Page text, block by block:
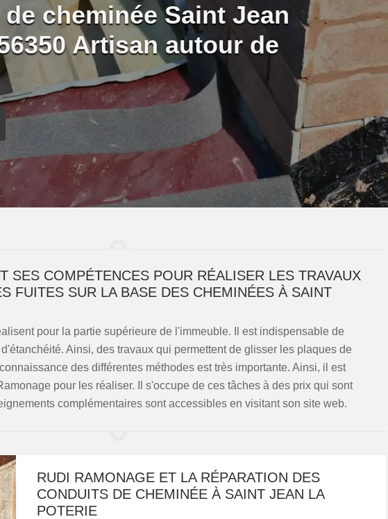
cheminée Saint Jean
Artisan autour de
SES COMPÉTENCES POUR RÉALISER LES TRAVAUX
FUITES SUR LA BASE DES CHEMINÉES À SAINT
pour la partie supérieure de l'immeuble. Il est indispensable de
Ainsi, des travaux qui permettent de glisser les plaques de
des différentes méthodes est très importante. Ainsi, il est
pour les réaliser. Il s'occupe de ces tâches à des prix qui sont
complémentaires sont accessibles en visitant son site web.
RUDI RAMONAGE ET LA RÉPARATION DES
CONDUITS DE CHEMINÉE À SAINT JEAN LA
POTERIE